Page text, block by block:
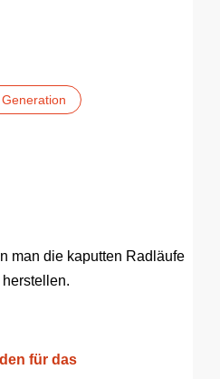
man die kaputten Radläufe
für das